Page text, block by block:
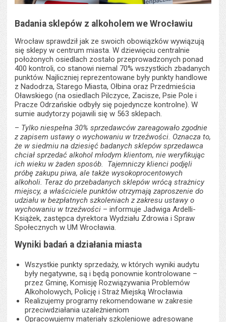
Badania sklepów z alkoholem we Wrocławiu
Wrocław sprawdził jak ze swoich obowiązków wywiązują
się sklepy w centrum miasta. W dziewięciu centralnie
położonych osiedlach zostało przeprowadzonych ponad
400 kontroli, co stanowi niemal 70% wszystkich zbadanych
punktów. Najliczniej reprezentowane były punkty handlowe
z Nadodrza, Starego Miasta, Ołbina oraz Przedmieścia
Oławskiego (na osiedlach Pilczyce, Zacisze, Psie Pole i
Pracze Odrzańskie odbyły się pojedyncze kontrolne). W
sumie audytorzy pojawili się w 563 sklepach.
– Tylko niespełna 30% sprzedawców zareagowało zgodnie
z zapisem ustawy o wychowaniu w trzeźwości. Oznacza to,
że w siedmiu na dziesięć badanych sklepów sprzedawca
chciał sprzedać alkohol młodym klientom, nie weryfikując
ich wieku w żaden sposób. Tajemniczy klienci podjęli
próbę zakupu piwa, ale także wysokoprocentowych
alkoholi. Teraz do przebadanych sklepów wrócą strażnicy
miejscy, a właściciele punktów otrzymają zaproszenie do
udziału w bezpłatnych szkoleniach z zakresu ustawy o
wychowaniu w trzeźwości – informuje Jadwiga Ardelli-
Książek, zastępca dyrektora Wydziału Zdrowia i Spraw
Społecznych w UM Wrocławia.
Wyniki badań a działania miasta
Wszystkie punkty sprzedaży, w których wyniki audytu
były negatywne, są i będą ponownie kontrolowane –
przez Gminę, Komisję Rozwiązywania Problemów
Alkoholowych, Policję i Straż Miejską Wrocławia
Realizujemy programy rekomendowane w zakresie
przeciwdziałania uzależnieniom
Opracowujemy materiały szkoleniowe adresowane